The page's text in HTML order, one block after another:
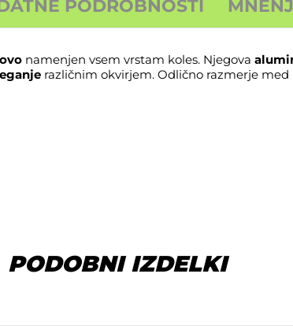
PODROBNOSTI
namenjen vsem vrstam koles. Njegova
različnim okvirjem. Odlično razmerje med
PODOBNI IZDELKI